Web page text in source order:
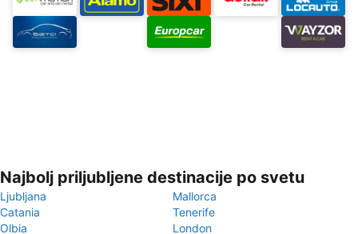
Najbolj priljubljene destinacije po svetu
Ljubljana
Mallorca
Catania
Tenerife
Olbia
London